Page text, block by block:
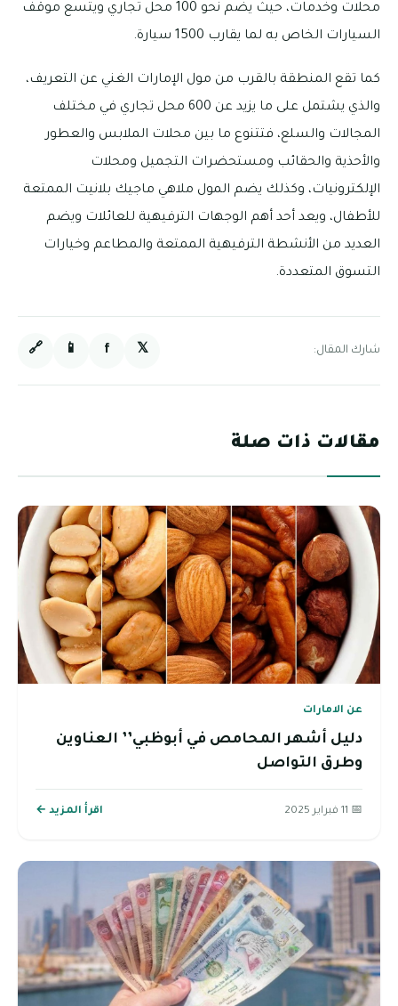
محلات وخدمات، حيث يضم نحو 100 محل تجاري ويتسع موقف
السيارات الخاص به لما يقارب 1500 سيارة.
كما تقع المنطقة بالقرب من مول الإمارات الغني عن التعريف،
والذي يشتمل على ما يزيد عن 600 محل تجاري في مختلف
المجالات والسلع، فتتنوع ما بين محلات الملابس والعطور
والأحذية والحقائب ومستحضرات التجميل ومحلات
الإلكترونيات، وكذلك يضم المول ملاهي ماجيك بلانيت الممتعة
للأطفال، ويعد أحد أهم الوجهات الترفيهية للعائلات ويضم
العديد من الأنشطة الترفيهية الممتعة والمطاعم وخيارات
التسوق المتعددة.
شارك المقال: 𝕏
f
📱
🔗
مقالات ذات صلة
عن الامارات
دليل أشهر المحامص في أبوظبي’’ العناوين
وطرق التواصل
📅 11 فبراير 2025 اقرأ المزيد ←